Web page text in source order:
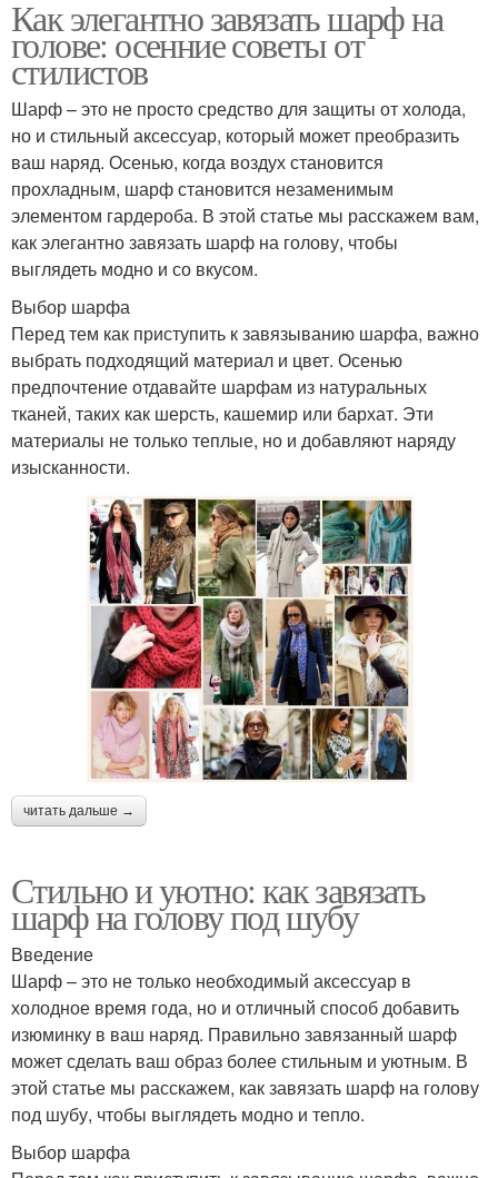
Как элегантно завязать шарф на
голове: осенние советы от
стилистов
Шарф – это не просто средство для защиты от холода,
но и стильный аксессуар, который может преобразить
ваш наряд. Осенью, когда воздух становится
прохладным, шарф становится незаменимым
элементом гардероба. В этой статье мы расскажем вам,
как элегантно завязать шарф на голову, чтобы
выглядеть модно и со вкусом.
Выбор шарфа
Перед тем как приступить к завязыванию шарфа, важно
выбрать подходящий материал и цвет. Осенью
предпочтение отдавайте шарфам из натуральных
тканей, таких как шерсть, кашемир или бархат. Эти
материалы не только теплые, но и добавляют наряду
изысканности.
читать дальше →
Стильно и уютно: как завязать
шарф на голову под шубу
Введение
Шарф – это не только необходимый аксессуар в
холодное время года, но и отличный способ добавить
изюминку в ваш наряд. Правильно завязанный шарф
может сделать ваш образ более стильным и уютным. В
этой статье мы расскажем, как завязать шарф на голову
под шубу, чтобы выглядеть модно и тепло.
Выбор шарфа